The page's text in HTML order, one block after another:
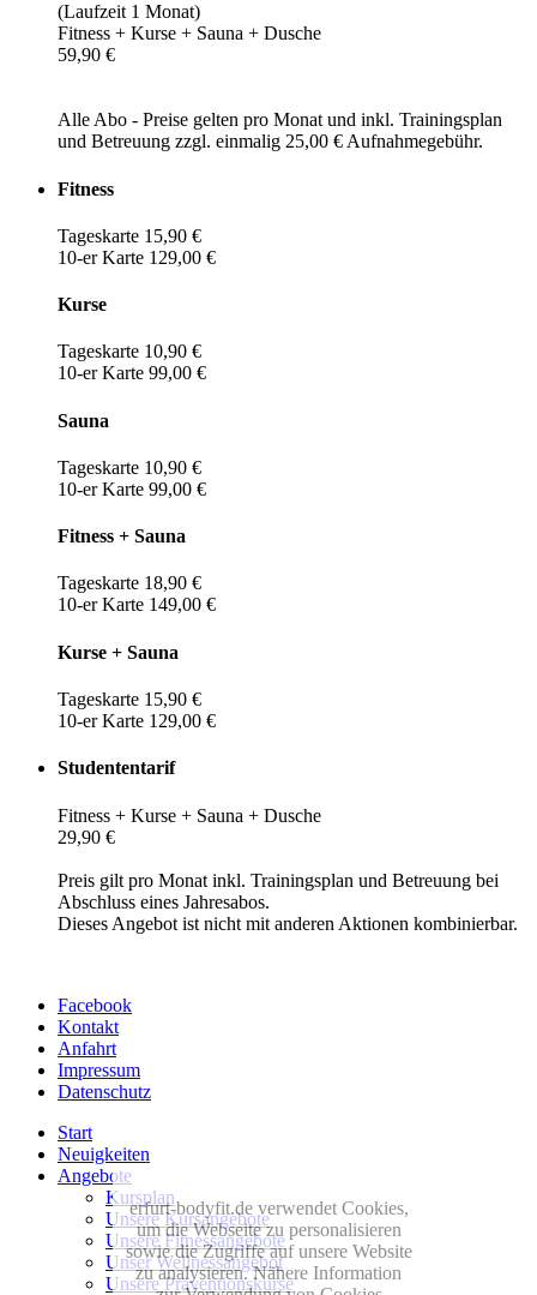
(Laufzeit 1 Monat)
Fitness + Kurse + Sauna + Dusche
59,90 €
Alle Abo - Preise gelten pro Monat und inkl. Trainingsplan
und Betreuung zzgl. einmalig 25,00 € Aufnahmegebühr.
Fitness
Tageskarte 15,90 €
10-er Karte 129,00 €
Kurse
Tageskarte 10,90 €
10-er Karte 99,00 €
Sauna
Tageskarte 10,90 €
10-er Karte 99,00 €
Fitness + Sauna
Tageskarte 18,90 €
10-er Karte 149,00 €
Kurse + Sauna
Tageskarte 15,90 €
10-er Karte 129,00 €
Studententarif
Fitness + Kurse + Sauna + Dusche
29,90 €
Preis gilt pro Monat inkl. Trainingsplan und Betreuung bei
Abschluss eines Jahresabos.
Dieses Angebot ist nicht mit anderen Aktionen kombinierbar.
Facebook
Kontakt
Anfahrt
Impressum
Datenschutz
Start
Neuigkeiten
Angebote
Kursplan
Unsere Kursangebote
Unsere Fitnessangebote
Unser Wellnessangebot
Unsere Präventionskurse
erfurt-bodyfit.de verwendet Cookies,
um die Webseite zu personalisieren
sowie die Zugriffe auf unsere Website
zu analysieren. Nähere Information